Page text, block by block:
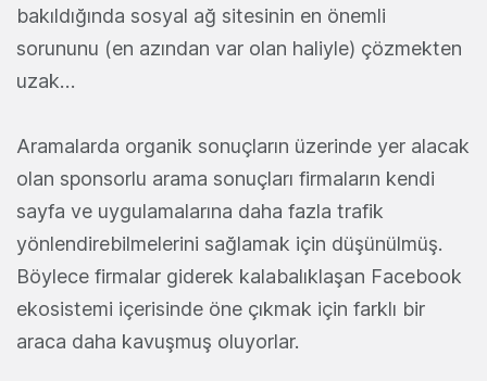
bakıldığında sosyal ağ sitesinin en önemli
sorununu (en azından var olan haliyle) çözmekten
uzak…
Aramalarda organik sonuçların üzerinde yer alacak
olan sponsorlu arama sonuçları firmaların kendi
sayfa ve uygulamalarına daha fazla trafik
yönlendirebilmelerini sağlamak için düşünülmüş.
Böylece firmalar giderek kalabalıklaşan Facebook
ekosistemi içerisinde öne çıkmak için farklı bir
araca daha kavuşmuş oluyorlar.